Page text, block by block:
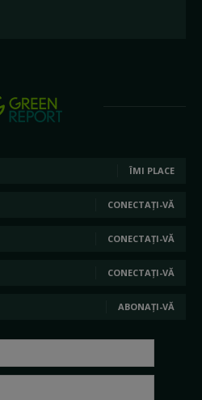
ÎMI PLACE
CONECTAȚI-VĂ
CONECTAȚI-VĂ
CONECTAȚI-VĂ
ABONAȚI-VĂ